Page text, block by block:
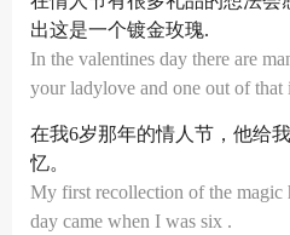
出这是一个镀金玫瑰.
In the valentines day there are
your ladylove and one out of that
在我6岁那年的情人节，他给
忆。
My first recollection of the magic
day came when I was six .